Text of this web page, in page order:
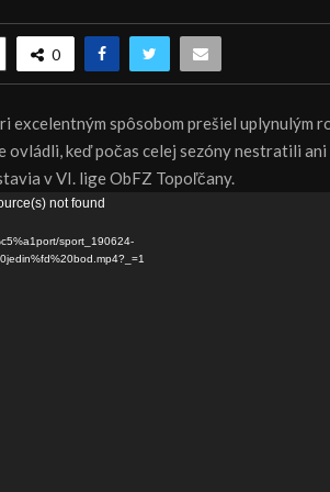
0
excelentným spôsobom prešiel uplynulým
ovládli, keď počas celej sezóny nestratili ani
v VI. lige ObFZ Topoľčany.
not found
sport_190624-